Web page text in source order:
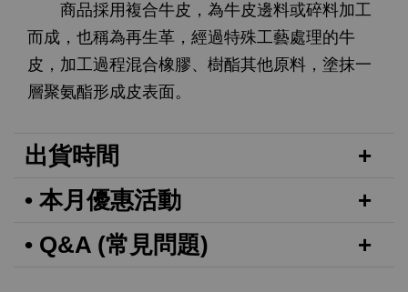
商品採用複合牛皮，為牛皮邊料或碎料加工
而成，也稱為再生革，經過特殊工藝處理的牛
皮，加工過程混合橡膠、樹酯其他原料，塗抹一
層聚氨酯形成皮表面。
出貨時間
• 本月優惠活動
• Q&A (常見問題)